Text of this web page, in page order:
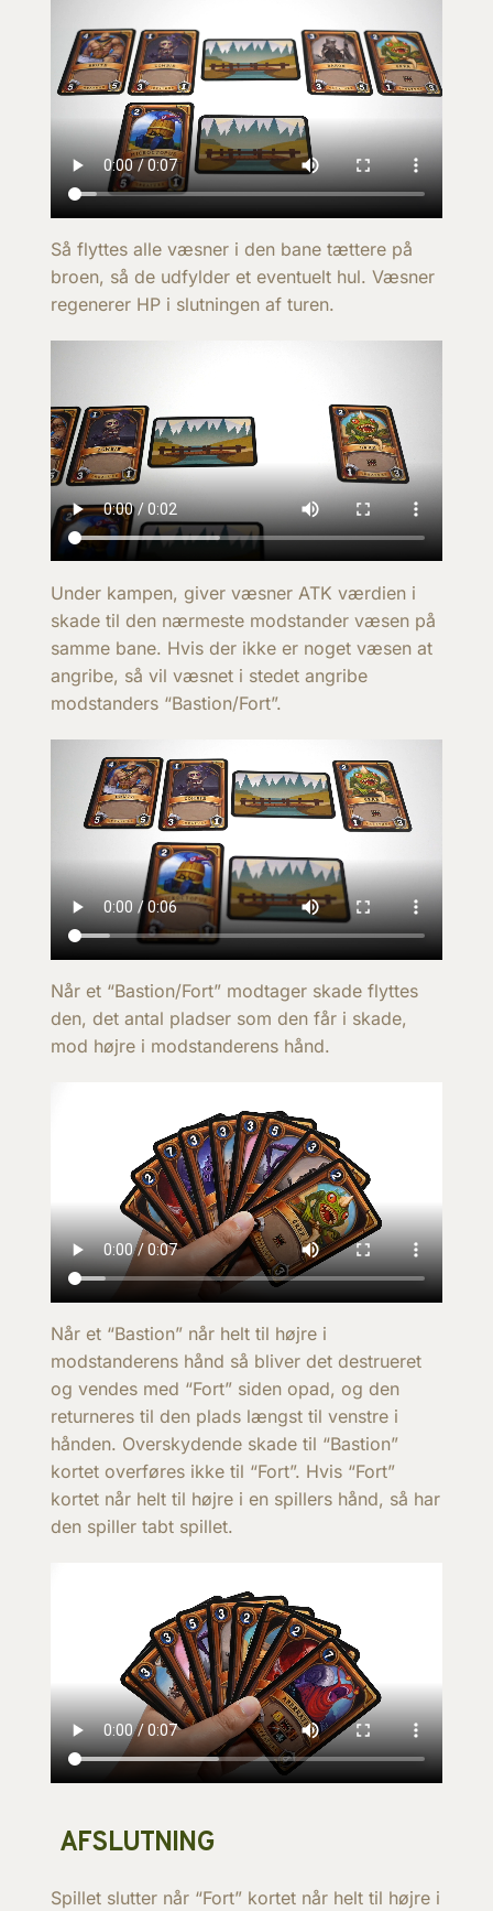
Så flyttes alle væsner i den bane tættere på
broen, så de udfylder et eventuelt hul. Væsner
regenerer HP i slutningen af turen.
Under kampen, giver væsner ATK værdien i
skade til den nærmeste modstander væsen på
samme bane. Hvis der ikke er noget væsen at
angribe, så vil væsnet i stedet angribe
modstanders “Bastion/Fort”.
Når et “Bastion/Fort” modtager skade flyttes
den, det antal pladser som den får i skade,
mod højre i modstanderens hånd.
Når et “Bastion” når helt til højre i
modstanderens hånd så bliver det destrueret
og vendes med “Fort” siden opad, og den
returneres til den plads længst til venstre i
hånden. Overskydende skade til “Bastion”
kortet overføres ikke til “Fort”. Hvis “Fort”
kortet når helt til højre i en spillers hånd, så har
den spiller tabt spillet.
AFSLUTNING
Spillet slutter når “Fort” kortet når helt til højre i